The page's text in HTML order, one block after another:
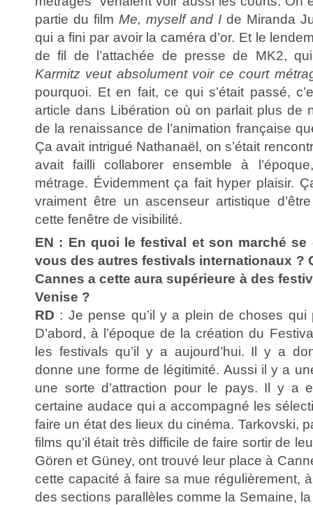
partie du film Me, myself and I de Miranda
qui a fini par avoir la caméra d’or. Et le
de fil de l’attachée de presse de MK2,
Karmitz veut absolument voir ce court
pourquoi. Et en fait, ce qui s’était passé,
article dans Libération où on parlait plus de
de la renaissance de l’animation française
Ça avait intrigué Nathanaël, on s’était
avait failli collaborer ensemble à
métrage. Évidemment ça fait hyper plaisir.
vraiment être un ascenseur artistique
cette fenêtre de visibilité.
EN : En quoi le festival et son marché
vous des autres festivals internationaux ?
Cannes a cette aura supérieure à des
Venise ?
RD : Je pense qu’il y a plein de choses qui
D’abord, à l’époque de la création du
les festivals qu’il y a aujourd’hui. Il y a
donne une forme de légitimité. Aussi il y a
une sorte d’attraction pour le pays. Il y a
certaine audace qui a accompagné les
faire un état des lieux du cinéma. Tarkovski,
films qu’il était très difficile de faire sortir de
Gören et Güney, ont trouvé leur place à
cette capacité à faire sa mue régulièrement,
des sections parallèles comme la Semaine,